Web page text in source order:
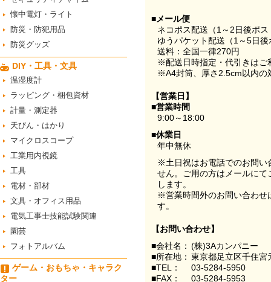
懐中電灯・ライト
防災・防犯用品
防災グッズ
DIY・工具・文具
温湿度計
ラッピング・梱包資材
計量・測定器
天びん・はかり
マイクロスコープ
工業用内視鏡
工具
電材・部材
文具・オフィス用品
電気工事士技能試験関連
園芸
フォトアルバム
ゲーム・おもちゃ・キャラク
ター
■メール便
ネコポス配送（1～2日後ポ
ゆうパケット配送（1～5日
送料：全国一律270円
※配送日時指定・代引きはご
※A4封筒、厚さ2.5cm以内の
【営業日】
■営業時間
9:00～18:00
■休業日
年中無休
※土日祝はお電話でのお問い
せん。ご用の方はメールに
します。
※営業時間外のお問い合わせ
す。
【お問い合わせ】
■会社名： (株)3Aカンパニー
■所在地： 東京都足立区千住
■TEL：
03-5284-5950
■FAX：
03-5284-5953